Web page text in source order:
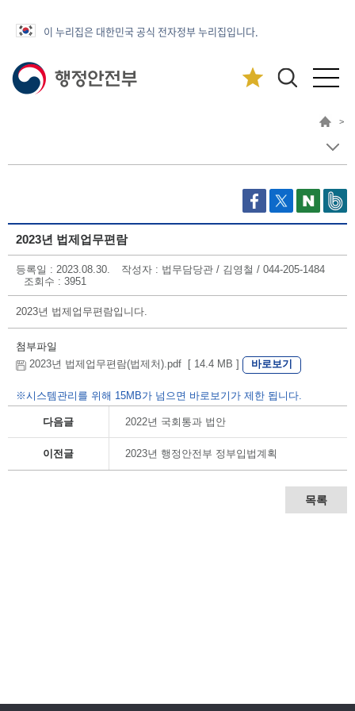
이 누리집은 대한민국 공식 전자정부 누리집입니다.
>
2023년 법제업무편람
등록일 : 2023.08.30.
작성자 : 법무담당관 / 김영철 / 044-205-1484
조회수 : 3951
2023년 법제업무편람입니다.
첨부파일
2023년 법제업무편람(법제처).pdf [ 14.4 MB ]
바로보기
※시스템관리를 위해 15MB가 넘으면 바로보기가 제한 됩니다.
다음글 2022년 국회통과 법안
이전글 2023년 행정안전부 정부입법계획
목록